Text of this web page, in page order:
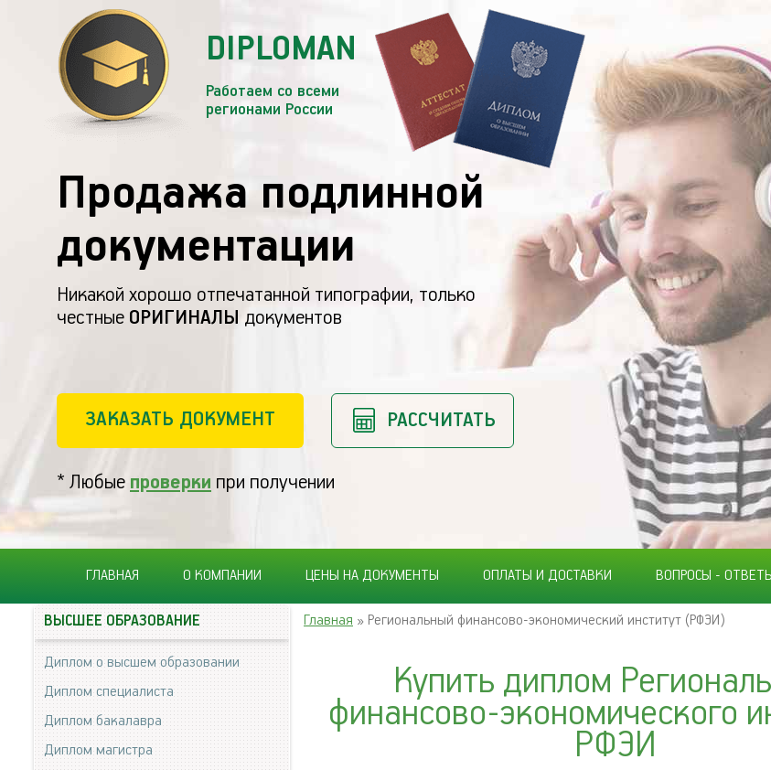
DIPLOMAN
Работаем со всеми
регионами России
Продажа подлинной
документации
Никакой хорошо отпечатанной типографии, только
честные ОРИГИНАЛЫ документов
ЗАКАЗАТЬ ДОКУМЕНТ РАССЧИТАТЬ
* Любые проверки при получении
ГЛАВНАЯ О КОМПАНИИ ЦЕНЫ НА ДОКУМЕНТЫ ОПЛАТЫ И ДОСТАВКИ ВОПРОСЫ -
Главная » Региональный финансово-экономический институт (РФЭИ)
Купить диплом
финансово-экономического
РФЭИ
ВЫСШЕЕ ОБРАЗОВАНИЕ
Диплом о высшем образовании
Диплом специалиста
Диплом бакалавра
Диплом магистра